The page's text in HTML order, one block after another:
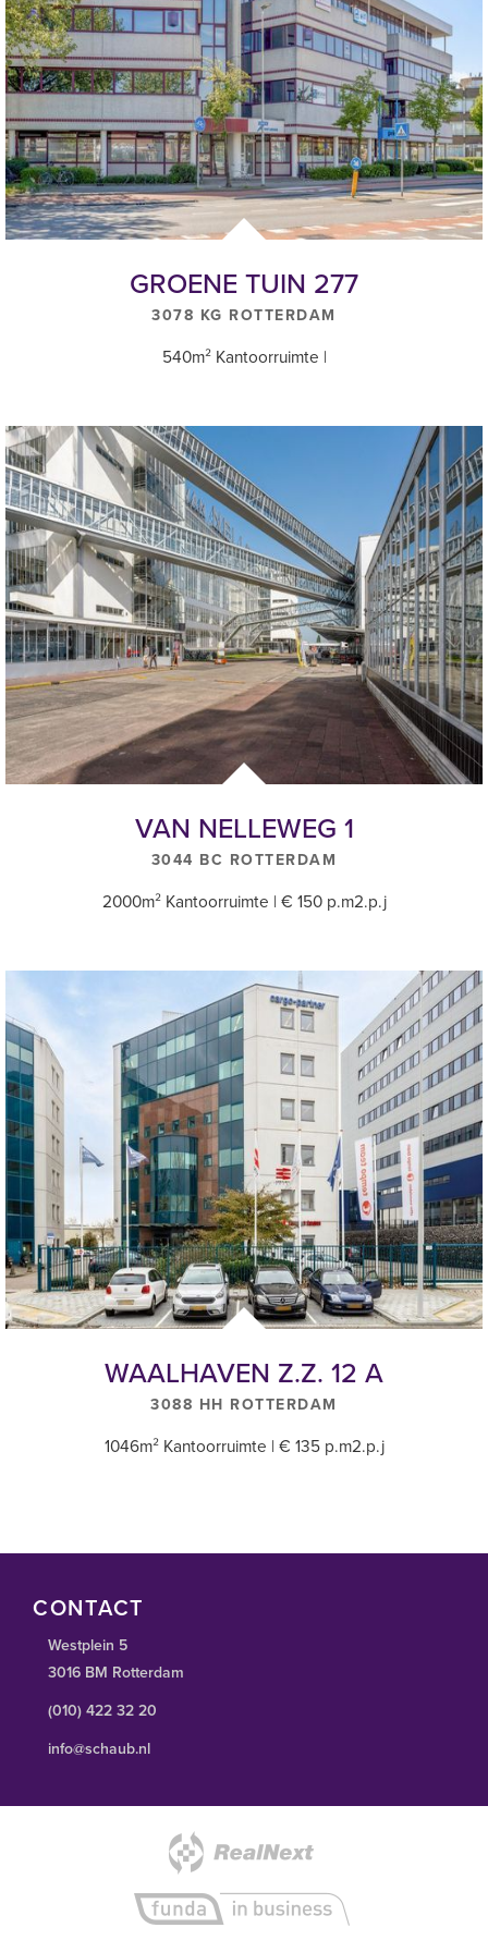
Verhuurder wenst te opteren voor een met BTW belaste verhuur.
Genoemde prijzen zijn exclusief BTW.
Op basis van de standaard huurovereenkomst op basis van het
ROZ-model Kantoorruimte en overige bedrijfsruimte in de zin van
7:230 BW.
Waarborgsom/bankgarantie
Een waarborgsom of bankgarantie gelijk aan 3 maanden bruto
huurverplichting (huur + servicekosten te vermeerderen met BTW).
GROENE TUIN 277
3078 KG ROTTERDAM
540m² Kantoorruimte |
VAN NELLEWEG 1
3044 BC ROTTERDAM
2000m² Kantoorruimte | € 150 p.m2.p.j
WAALHAVEN Z.Z. 12 A
3088 HH ROTTERDAM
1046m² Kantoorruimte | € 135 p.m2.p.j
CONTACT
Westplein 5
3016 BM Rotterdam
(010) 422 32 20
info@schaub.nl